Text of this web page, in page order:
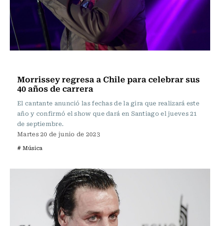
Morrissey regresa a Chile para celebrar sus
40 años de carrera
El cantante anunció las fechas de la gira que realizará este
año y confirmó el show que dará en Santiago el jueves 21
de septiembre.
Martes 20 de junio de 2023
# Música